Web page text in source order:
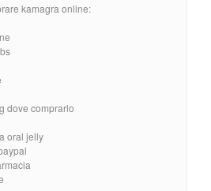
kamagra online:
dove comprarlo
oral jelly